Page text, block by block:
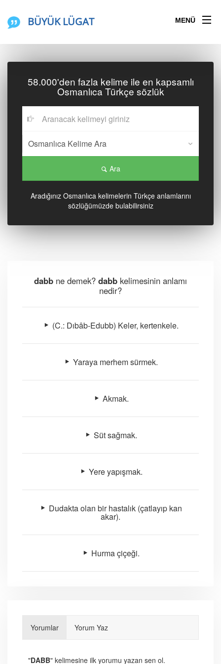
BÜYÜK LÜGAT MENÜ
58.000'den fazla kelime ile en kapsamlı
Osmanlıca Türkçe sözlük
Ara
Aradığınız Osmanlıca kelimelerin Türkçe anlamlarını
sözlüğümüzde bulabilirsiniz
dabb ne demek? dabb kelimesinin anlamı
nedir?
(C.: Dıbâb-Edubb) Keler, kertenkele.
Yaraya merhem sürmek.
Akmak.
Süt sağmak.
Yere yapışmak.
Dudakta olan bir hastalık (çatlayıp kan
akar).
Hurma çiçeği.
Yorumlar Yorum Yaz
"DABB" kelimesine ilk yorumu yazan sen ol.